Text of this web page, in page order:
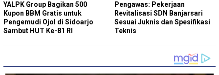
YALPK Group Bagikan 500
Kupon BBM Gratis untuk
Pengemudi Ojol di Sidoarjo
Sambut HUT Ke-81 RI
Pengawas: Pekerjaan
Revitalisasi SDN Banjarsari
Sesuai Juknis dan Spesifikasi
Teknis